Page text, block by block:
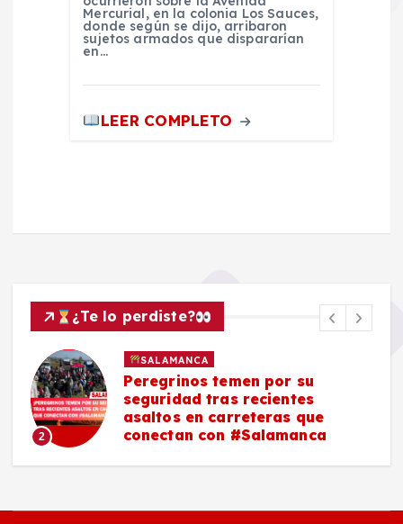
Mercurial, en la colonia Los Sauces,
donde según se dijo, arribaron
sujetos armados que dispararían
en…
LEER COMPLETO
¿Te lo perdiste?
2
SALAMANCA
Peregrinos temen por su
seguridad tras recientes
asaltos en carreteras que
conectan con #Salamanca